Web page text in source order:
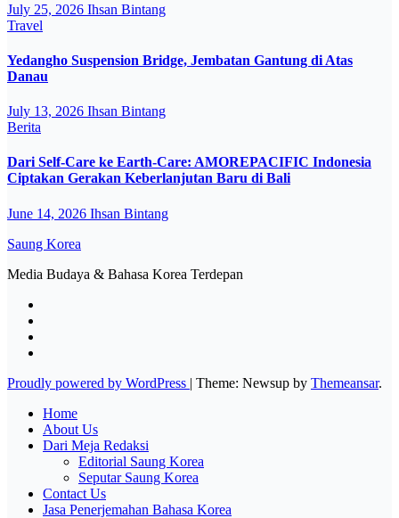
July 25, 2026 Ihsan Bintang
Travel
Yedangho Suspension Bridge, Jembatan Gantung di Atas
Danau
July 13, 2026 Ihsan Bintang
Berita
Dari Self-Care ke Earth-Care: AMOREPACIFIC Indonesia
Ciptakan Gerakan Keberlanjutan Baru di Bali
June 14, 2026 Ihsan Bintang
Saung Korea
Media Budaya & Bahasa Korea Terdepan
Proudly powered by WordPress | Theme: Newsup by Themeansar.
Home
About Us
Dari Meja Redaksi
Editorial Saung Korea
Seputar Saung Korea
Contact Us
Jasa Penerjemahan Bahasa Korea